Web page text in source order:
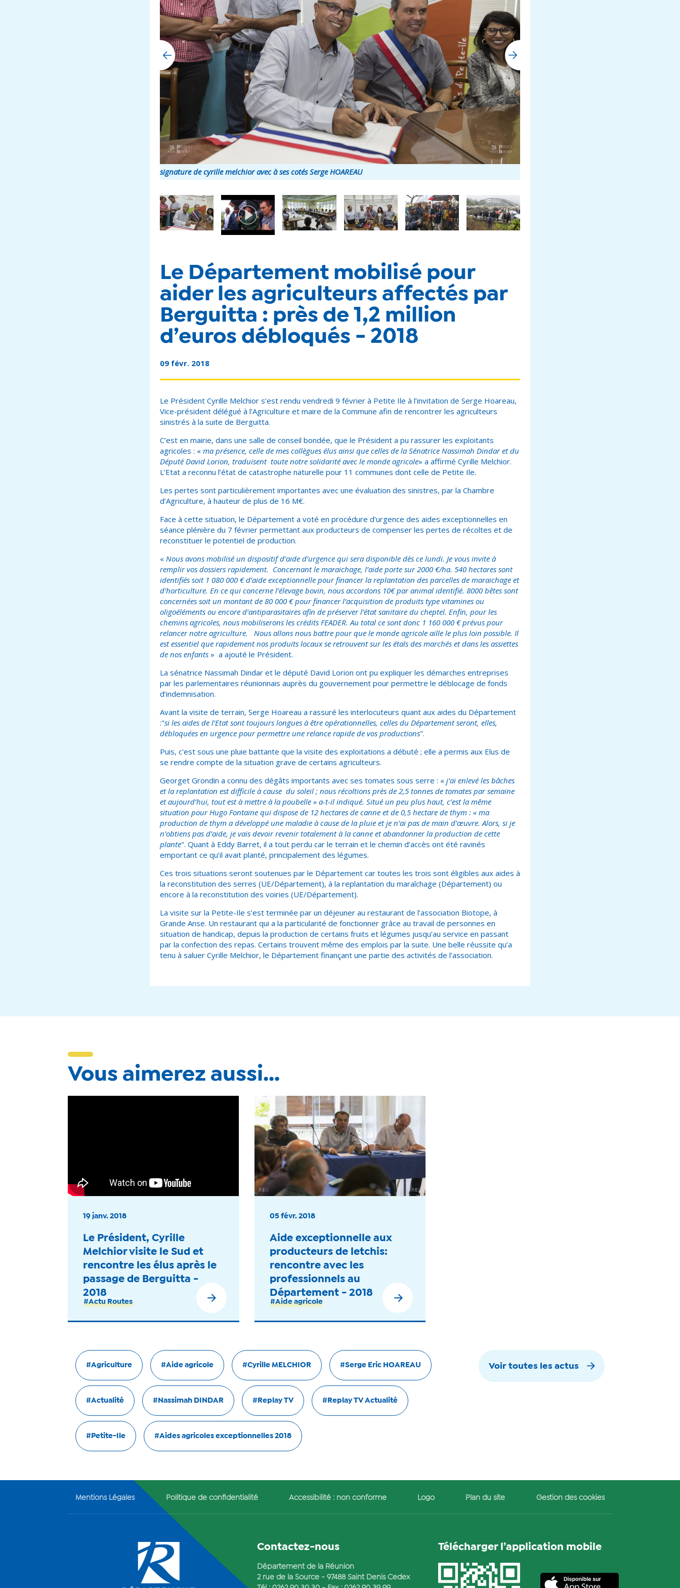
Le Département mobilisé pour
aider les agriculteurs affectés par
Berguitta : près de 1,2 million
d’euros débloqués - 2018
09 févr. 2018
Le Président Cyrille Melchior s’est rendu vendredi 9 février à Petite Ile à l’invitation de Serge Hoareau,
Vice-président délégué à l’Agriculture et maire de la Commune afin de rencontrer les agriculteurs
sinistrés à la suite de Berguitta.
C’est en mairie, dans une salle de conseil bondée, que le Président a pu rassurer les exploitants
agricoles : «ma présence, celle de mes collègues élus ainsi que celles de la Sénatrice Nassimah Dindar et du
Député David Lorion, traduisent toute notre solidarité avec le monde agricole» a affirmé Cyrille Melchior.
L’Etat a reconnu l’état de catastrophe naturelle pour 11 communes dont celle de Petite Ile.
Les pertes sont particulièrement importantes avec une évaluation des sinistres, par la Chambre
d’Agriculture, à hauteur de plus de 16 M€.
Face à cette situation, le Département a voté en procédure d’urgence des aides exceptionnelles en
séance plénière du 7 février permettant aux producteurs de compenser les pertes de récoltes et de
reconstituer le potentiel de production.
« Nous avons mobilisé un dispositif d’aide d’urgence qui sera disponible dès ce lundi. Je vous invite à
remplir vos dossiers rapidement. Concernant le maraichage, l’aide porte sur 2000 €/ha. 540 hectares sont
identifiés soit 1 080 000 € d’aide exceptionnelle pour financer la replantation des parcelles de maraichage et
d’horticulture. En ce qui concerne l’élevage bovin, nous accordons 10€ par animal identifié. 8000 bêtes sont
concernées soit un montant de 80 000 € pour financer l’acquisition de produits type vitamines ou
oligoéléments ou encore d’antiparasitaires afin de préserver l’état sanitaire du cheptel. Enfin, pour les
chemins agricoles, nous mobiliserons les crédits FEADER. Au total ce sont donc 1 160 000 € prévus pour
relancer notre agriculture. Nous allons nous battre pour que le monde agricole aille le plus loin possible. Il
est essentiel que rapidement nos produits locaux se retrouvent sur les étals des marchés et dans les assiettes
de nos enfants» a ajouté le Président.
La sénatrice Nassimah Dindar et le député David Lorion ont pu expliquer les démarches entreprises
par les parlementaires réunionnais auprès du gouvernement pour permettre le déblocage de fonds
d’indemnisation.
Avant la visite de terrain, Serge Hoareau a rassuré les interlocuteurs quant aux aides du Département
:"si les aides de l’Etat sont toujours longues à être opérationnelles, celles du Département seront, elles,
débloquées en urgence pour permettre une relance rapide de vos productions".
Puis, c'est sous une pluie battante que la visite des exploitations a débuté ; elle a permis aux Elus de
se rendre compte de la situation grave de certains agriculteurs.
Georget Grondin a connu des dégâts importants avec ses tomates sous serre : «j’ai enlevé les bâches
et la replantation est difficile à cause du soleil ; nous récoltions près de 2,5 tonnes de tomates par semaine
et aujourd’hui, tout est à mettre à la poubelle » a-t-il indiqué. Situé un peu plus haut, c’est la même
situation pour Hugo Fontaine qui dispose de 12 hectares de canne et de 0,5 hectare de thym : « ma
production de thym a développé une maladie à cause de la pluie et je n’ai pas de main d’œuvre. Alors, si je
n’obtiens pas d’aide, je vais devoir revenir totalement à la canne et abandonner la production de cette
plante". Quant à Eddy Barret, il a tout perdu car le terrain et le chemin d’accès ont été ravinés
emportant ce qu’il avait planté, principalement des légumes.
Ces trois situations seront soutenues par le Département car toutes les trois sont éligibles aux aides à
la reconstitution des serres (UE/Département), à la replantation du maraîchage (Département) ou
encore à la reconstitution des voiries (UE/Département).
La visite sur la Petite-Ile s’est terminée par un déjeuner au restaurant de l’association Biotope, à
Grande Anse. Un restaurant qui a la particularité de fonctionner grâce au travail de personnes en
situation de handicap, depuis la production de certains fruits et légumes jusqu’au service en passant
par la confection des repas. Certains trouvent même des emplois par la suite. Une belle réussite qu’a
tenu à saluer Cyrille Melchior, le Département finançant une partie des activités de l’association.
signature de cyrille melchior avec à ses cotés Serge HOAREAU
Vous aimerez aussi...
19 janv. 2018
Le Président, Cyrille
Melchior visite le Sud et
rencontre les élus après le
passage de Berguitta -
2018
#Actu Routes
05 févr. 2018
Aide exceptionnelle aux
producteurs de letchis:
rencontre avec les
professionnels au
Département - 2018
#Aide agricole
#Agriculture #Aide agricole #Cyrille MELCHIOR #Serge Eric HOAREAU
#Actualité #Nassimah DINDAR #Replay TV #Replay TV Actualité
#Petite-Ile #Aides agricoles exceptionnelles 2018
Voir toutes les actus
Mentions Légales Politique de confidentialité Accessibilité : non conforme Logo Plan du site Gestion des cookies
Contactez-nous
Département de la Réunion
2 rue de la Source - 97488 Saint Denis Cedex
Télécharger l’application mobile